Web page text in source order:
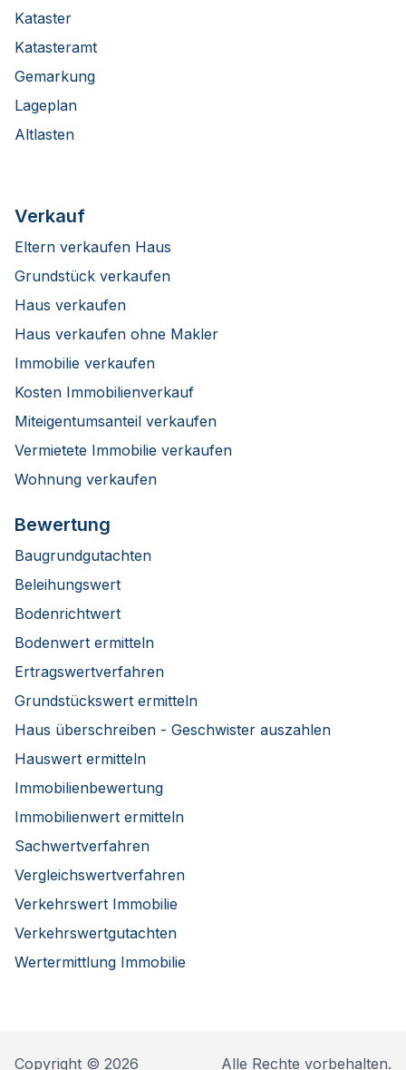
Kataster
Katasteramt
Gemarkung
Lageplan
Altlasten
Verkauf
Eltern verkaufen Haus
Grundstück verkaufen
Haus verkaufen
Haus verkaufen ohne Makler
Immobilie verkaufen
Kosten Immobilienverkauf
Miteigentumsanteil verkaufen
Vermietete Immobilie verkaufen
Wohnung verkaufen
Bewertung
Baugrundgutachten
Beleihungswert
Bodenrichtwert
Bodenwert ermitteln
Ertragswertverfahren
Grundstückswert ermitteln
Haus überschreiben - Geschwister auszahlen
Hauswert ermitteln
Immobilienbewertung
Immobilienwert ermitteln
Sachwertverfahren
Vergleichswertverfahren
Verkehrswert Immobilie
Verkehrswertgutachten
Wertermittlung Immobilie
Copyright © 2026 Alle Rechte vorbehalten.